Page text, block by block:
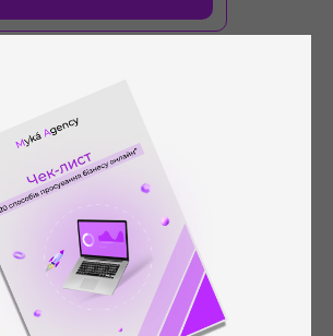
Розробка логотипа